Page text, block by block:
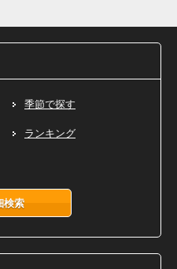
季節で探す
ランキング
検索